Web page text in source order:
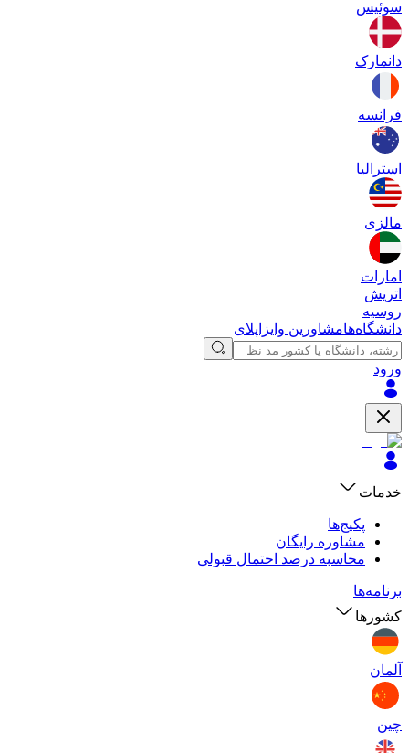
سوئیس
دانمارک
فرانسه
استرالیا
مالزی
امارات
اتریش
روسیه
دانشگاه‌هامشاورین وایزاپلای
ورود
خدمات
پکیج‌ها
مشاوره رایگان
محاسبه درصد احتمال قبولی
برنامه‌ها
کشورها
آلمان
چین